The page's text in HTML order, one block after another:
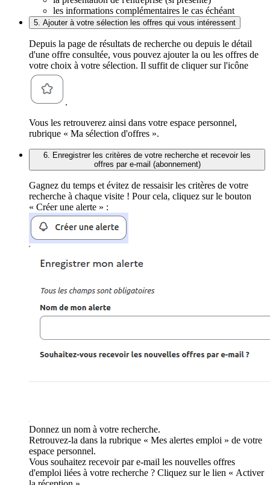
les informations complémentaires le cas échéant
5. Ajouter à votre sélection les offres qui vous intéressent
Depuis la page de résultats de recherche ou depuis le détail
d'une offre consultée, vous pouvez ajouter la ou les offres de
votre choix à votre sélection. Il suffit de cliquer sur l'icône
.
Vous les retrouverez ainsi dans votre espace personnel,
rubrique « Ma sélection d'offres ».
6. Enregistrer les critères de votre recherche et recevoir les
offres par e-mail (abonnement)
Gagnez du temps et évitez de ressaisir les critères de votre
recherche à chaque visite ! Pour cela, cliquez sur le bouton
« Créer une alerte » :
Donnez un nom à votre recherche.
Retrouvez-la dans la rubrique « Mes alertes emploi » de votre
espace personnel.
Vous souhaitez recevoir par e-mail les nouvelles offres
d'emploi liées à votre recherche ? Cliquez sur le lien « Activer